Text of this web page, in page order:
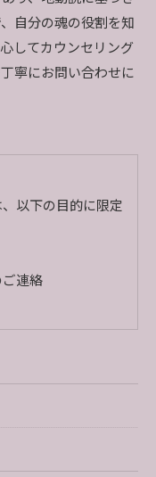
自分の魂の役割を知
してカウンセリング
寧にお問い合わせに
以下の目的に限定
ご連絡
ことはいたしませ